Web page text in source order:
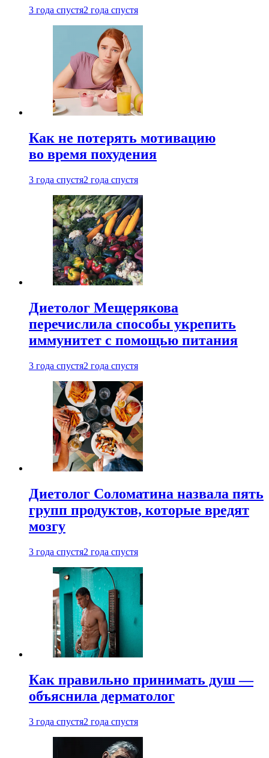
3 года спустя2 года спустя
Как не потерять мотивацию
во время похудения
3 года спустя2 года спустя
Диетолог Мещерякова
перечислила способы укрепить
иммунитет с помощью питания
3 года спустя2 года спустя
Диетолог Соломатина назвала пять
групп продуктов, которые вредят
мозгу
3 года спустя2 года спустя
Как правильно принимать душ —
объяснила дерматолог
3 года спустя2 года спустя